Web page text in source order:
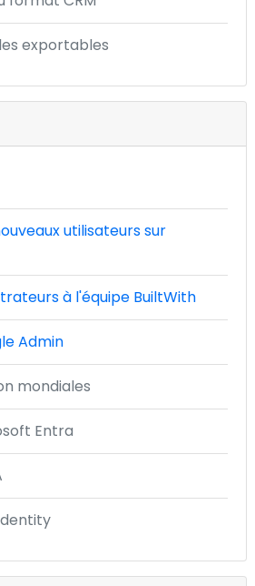
exportables
utilisateurs sur
à l'équipe BuiltWith
Admin
mondiales
Entra